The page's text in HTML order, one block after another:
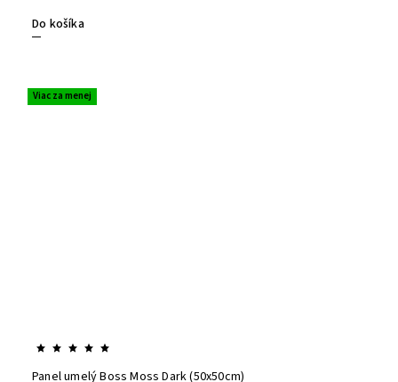
Do košíka
Viac za menej
Panel umelý Boss Moss Dark (50x50cm)